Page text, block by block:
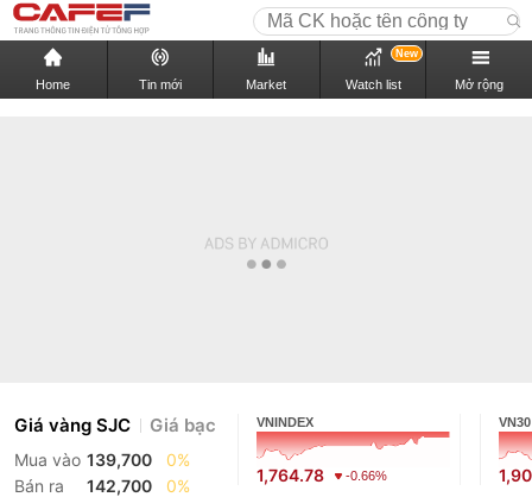
Home Tin mới Market Watch list
New
Mở rộng
Giá vàng SJC Giá bạc
Mua vào 139,700
0%
Bán ra
142,700 0%
VNINDEX
1,764.78 -0.66%
VN30